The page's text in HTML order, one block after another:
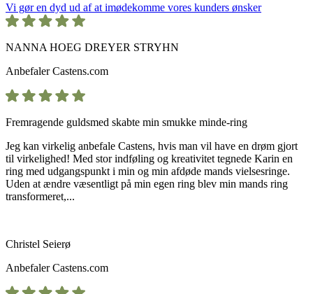
Vi gør en dyd ud af at imødekomme vores kunders ønsker
NANNA HOEG DREYER STRYHN
AnbefalerCastens.com
Fremragende guldsmed skabte min smukke minde-ring
Jeg kan virkelig anbefale Castens, hvis man vil have en drøm gjort
til virkelighed! Med stor indføling og kreativitet tegnede Karin en
ring med udgangspunkt i min og min afdøde mands vielsesringe.
Uden at ændre væsentligt på min egen ring blev min mands ring
transformeret,...
Christel Seierø
AnbefalerCastens.com